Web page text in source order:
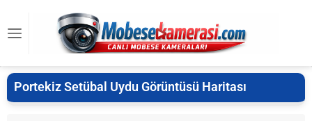
Portekiz Setübal Uydu Görüntüsü Haritası